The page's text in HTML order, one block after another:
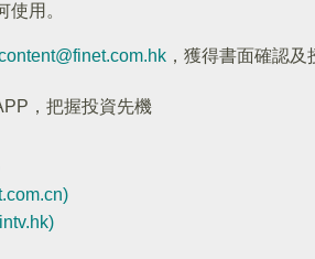
用。
，獲得書面確認及
，把握投資先機